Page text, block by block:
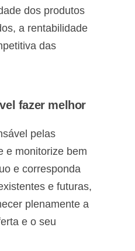
dos produtos
a rentabilidade
das
fazer melhor
pelas
e monitorize bem
e corresponda
e futuras,
plenamente a
e o seu